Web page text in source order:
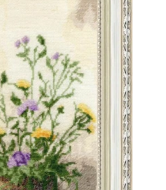
Натюрморт
Птицы